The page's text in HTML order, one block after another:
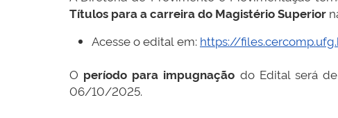
Títulos para a carreira do Magistério Superior
Acesse o edital em: https://
O período para impugnação do Edital será
06/10/2025.